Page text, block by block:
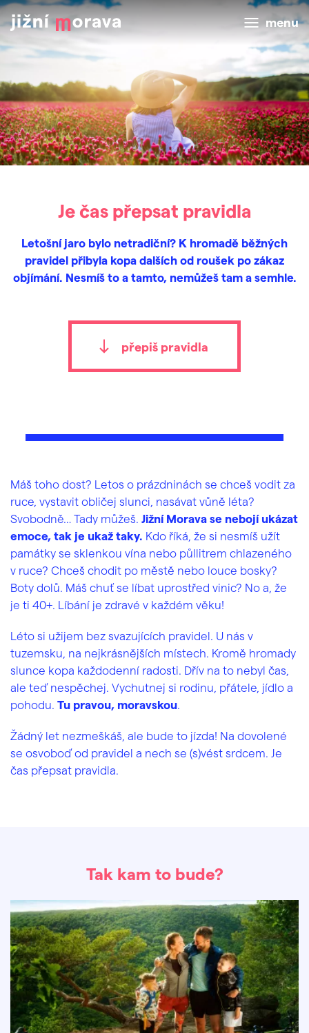
menu
Je čas přepsat pravidla
Letošní jaro bylo netradiční? K hromadě běžných
pravidel přibyla kopa dalších od roušek po zákaz
objímání. Nesmíš to a tamto, nemůžeš tam a semhle.
přepiš pravidla
Máš toho dost? Letos o prázdninách se chceš vodit za
ruce, vystavit obličej slunci, nasávat vůně léta?
Svobodně… Tady můžeš. Jižní Morava se nebojí ukázat
emoce, tak je ukaž taky. Kdo říká, že si nesmíš užít
památky se sklenkou vína nebo půllitrem chlazeného
v ruce? Chceš chodit po městě nebo louce bosky?
Boty dolů. Máš chuť se líbat uprostřed vinic? No a, že
je ti 40+. Líbání je zdravé v každém věku!
Léto si užijem bez svazujících pravidel. U nás v
tuzemsku, na nejkrásnějších místech. Kromě hromady
slunce kopa každodenní radosti. Dřív na to nebyl čas,
ale teď nespěchej. Vychutnej si rodinu, přátele, jídlo a
pohodu. Tu pravou, moravskou.
Žádný let nezmeškáš, ale bude to jízda! Na dovolené
se osvoboď od pravidel a nech se (s)vést srdcem. Je
čas přepsat pravidla.
Tak kam to bude?